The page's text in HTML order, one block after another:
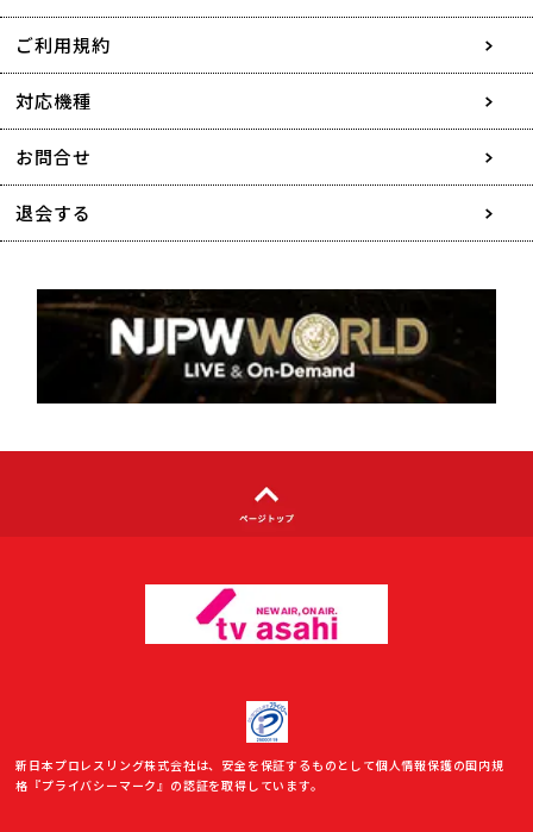
会社情報
採用情報
協賛・広告媒体のご案内
特定商取引に関する表記
著作権について
利用者情報の外部送信について
ご利用規約
対応機種
お問合せ
退会する
新日本プロレスリング株式会社は、安全を保証するものとして個人情報保護の国内規
格『プライバシーマーク』の認証を取得しています。